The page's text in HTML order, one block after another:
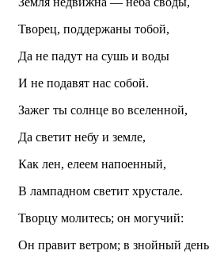
Творец, поддержаны тобой,
Да не падут на сушь и воды
И не подавят нас собой.
Зажег ты солнце во вселенной,
Да светит небу и земле,
Как лен, елеем напоенный,
В лампадном светит хрустале.
Творцу молитесь; он могучий:
Он правит ветром; в знойный день